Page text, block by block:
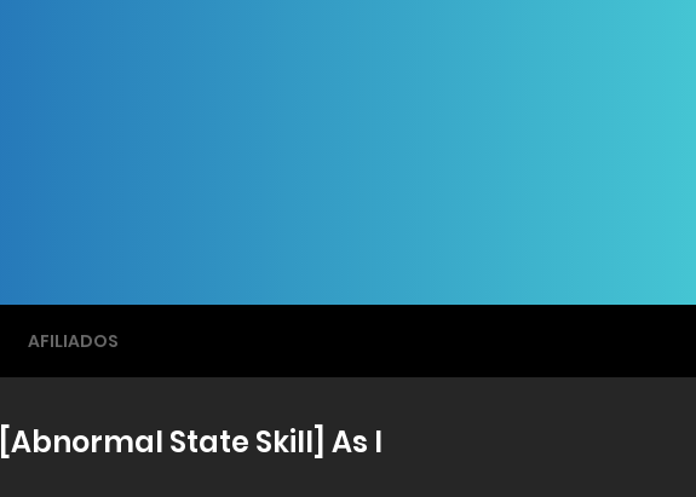
AFILIADOS
State Skill] As I